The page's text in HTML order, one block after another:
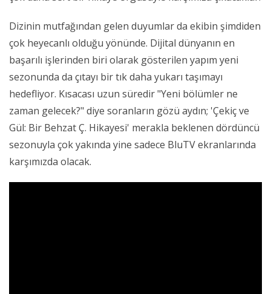
Dizinin mutfağından gelen duyumlar da ekibin şimdiden
çok heyecanlı olduğu yönünde. Dijital dünyanın en
başarılı işlerinden biri olarak gösterilen yapım yeni
sezonunda da çıtayı bir tık daha yukarı taşımayı
hedefliyor. Kısacası uzun süredir "Yeni bölümler ne
zaman gelecek?" diye soranların gözü aydın; 'Çekiç ve
Gül: Bir Behzat Ç. Hikayesi' merakla beklenen dördüncü
sezonuyla çok yakında yine sadece BluTV ekranlarında
karşımızda olacak.